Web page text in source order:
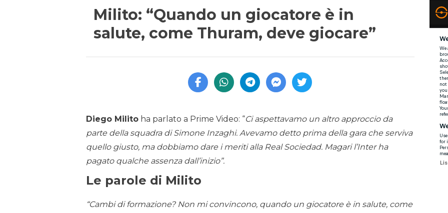
Milito: “Quando un giocatore è in
salute, come Thuram, deve giocare”
Diego Milito ha parlato a Prime Video: “Ci aspettavamo un altro approccio da
parte della squadra di Simone Inzaghi. Avevamo detto prima della gara che serviva
quello giusto, ma dobbiamo dare i meriti alla Real Sociedad. Magari l’Inter ha
pagato qualche assenza dall’inizio”.
Le parole di Milito
“Cambi di formazione? Non mi convincono, quando un giocatore è in salute, come